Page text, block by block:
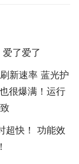
了爱了
新速率 蓝光护
很爆满！运行
超快！ 功能效